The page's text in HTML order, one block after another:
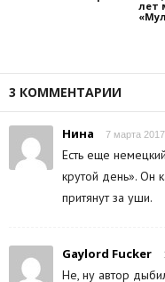
лет
3 КОММЕНТАРИИ
Нина 7 марта
Есть еще
крутой день». Он
притянут за уши.
Gaylord Fucker
Не, ну автор